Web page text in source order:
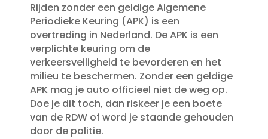
Rijden zonder een geldige Algemene
Periodieke Keuring (APK) is een
overtreding in Nederland.​ De APK is een
verplichte keuring om de
verkeersveiligheid te bevorderen en het
milieu te beschermen.​ Zonder een geldige
APK mag je auto officieel niet de weg op.​
Doe je dit toch, dan riskeer je een boete
van de RDW of word je staande gehouden
door de politie.​